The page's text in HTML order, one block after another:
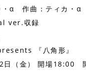
・α 作曲：ティカ・α
ver.収録
『八角形』
日（金） 開場18:00